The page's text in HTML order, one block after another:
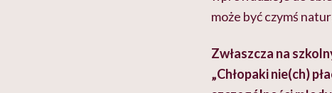
może być czymś
Zwłaszcza na
„Chłopaki nie(ch)